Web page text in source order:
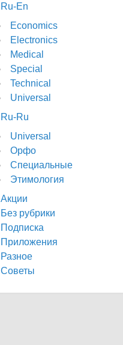
Ru-En
Economics
Electronics
Medical
Special
Technical
Universal
Ru-Ru
Universal
Орфо
Специальные
Этимология
Акции
Без рубрики
Подписка
Приложения
Разное
Советы